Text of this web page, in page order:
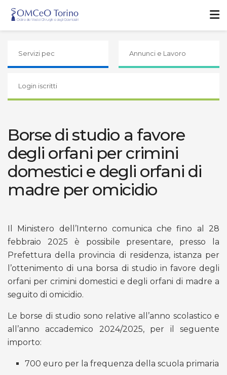
Servizi pec Annunci e Lavoro
Login iscritti
Borse di studio a favore
degli orfani per crimini
domestici e degli orfani di
madre per omicidio
Il Ministero dell’Interno comunica che fino al 28
febbraio 2025 è possibile presentare, presso la
Prefettura della provincia di residenza, istanza per
l’ottenimento di una borsa di studio in favore degli
orfani per crimini domestici e degli orfani di madre a
seguito di omicidio.
Le borse di studio sono relative all’anno scolastico e
all’anno accademico 2024/2025, per il seguente
importo:
700 euro per la frequenza della scuola primaria